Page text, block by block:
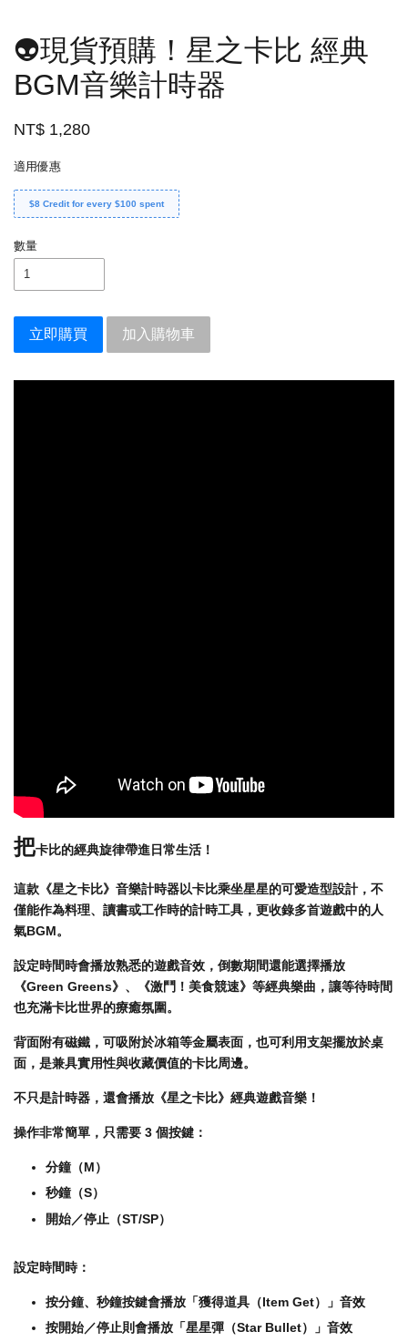
👽現貨預購！星之卡比 經典
BGM音樂計時器
NT$ 1,280
適用優惠
$8 Credit for every $100 spent
數量
立即購買 加入購物車
把卡比的經典旋律帶進日常生活！
這款《星之卡比》音樂計時器以卡比乘坐星星的可愛造型設計，不
僅能作為料理、讀書或工作時的計時工具，更收錄多首遊戲中的人
氣BGM。
設定時間時會播放熟悉的遊戲音效，倒數期間還能選擇播放
《Green Greens》、《激鬥！美食競速》等經典樂曲，讓等待時間
也充滿卡比世界的療癒氛圍。
背面附有磁鐵，可吸附於冰箱等金屬表面，也可利用支架擺放於桌
面，是兼具實用性與收藏價值的卡比周邊。
不只是計時器，還會播放《星之卡比》經典遊戲音樂！
操作非常簡單，只需要 3 個按鍵：
分鐘（M）
秒鐘（S）
開始／停止（ST/SP）
設定時間時：
按分鐘、秒鐘按鍵會播放「獲得道具（Item Get）」音效
按開始／停止則會播放「星星彈（Star Bullet）」音效